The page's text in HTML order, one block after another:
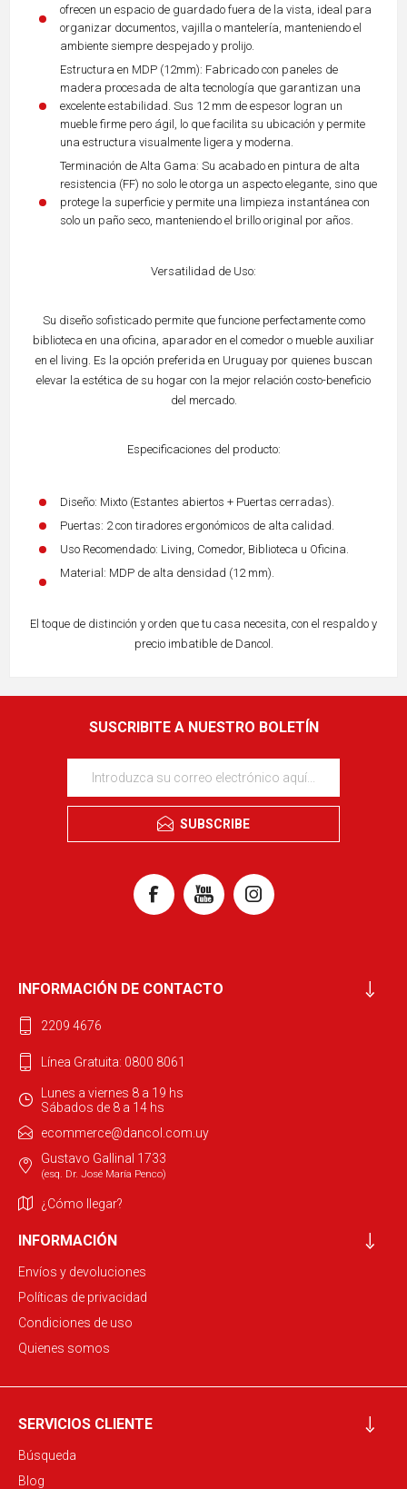
ofrecen un espacio de guardado fuera de la vista, ideal para
organizar documentos, vajilla o mantelería, manteniendo el
ambiente siempre despejado y prolijo.
Estructura en MDP (12mm): Fabricado con paneles de
madera procesada de alta tecnología que garantizan una
excelente estabilidad. Sus 12 mm de espesor logran un
mueble firme pero ágil, lo que facilita su ubicación y permite
una estructura visualmente ligera y moderna.
Terminación de Alta Gama: Su acabado en pintura de alta
resistencia (FF) no solo le otorga un aspecto elegante, sino que
protege la superficie y permite una limpieza instantánea con
solo un paño seco, manteniendo el brillo original por años.
Versatilidad de Uso:
Su diseño sofisticado permite que funcione perfectamente como
biblioteca en una oficina, aparador en el comedor o mueble auxiliar
en el living. Es la opción preferida en Uruguay por quienes buscan
elevar la estética de su hogar con la mejor relación costo-beneficio
del mercado.
Especificaciones del producto:
Diseño: Mixto (Estantes abiertos + Puertas cerradas).
Puertas: 2 con tiradores ergonómicos de alta calidad.
Uso Recomendado: Living, Comedor, Biblioteca u Oficina.
Material: MDP de alta densidad (12 mm).
El toque de distinción y orden que tu casa necesita, con el respaldo y
precio imbatible de Dancol.
SUSCRIBITE A NUESTRO BOLETÍN
SUBSCRIBE
INFORMACIÓN DE CONTACTO
2209 4676
Línea Gratuita: 0800 8061
Lunes a viernes 8 a 19 hs
Sábados de 8 a 14 hs
ecommerce@dancol.com.uy
Gustavo Gallinal 1733
(esq. Dr. José María Penco)
¿Cómo llegar?
INFORMACIÓN
Envíos y devoluciones
Políticas de privacidad
Condiciones de uso
Quienes somos
SERVICIOS CLIENTE
Búsqueda
Blog